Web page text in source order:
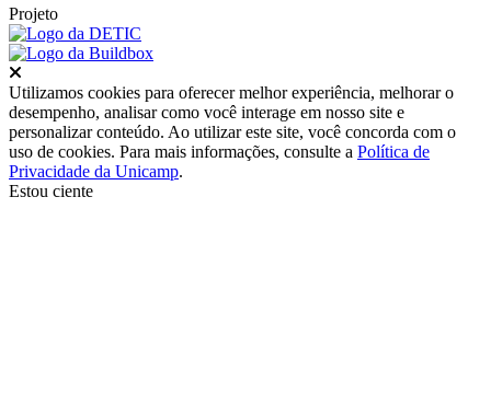
Projeto
Utilizamos cookies para oferecer melhor experiência, melhorar o
desempenho, analisar como você interage em nosso site e
personalizar conteúdo. Ao utilizar este site, você concorda com o
uso de cookies. Para mais informações, consulte a Política de
Privacidade da Unicamp.
Estou ciente